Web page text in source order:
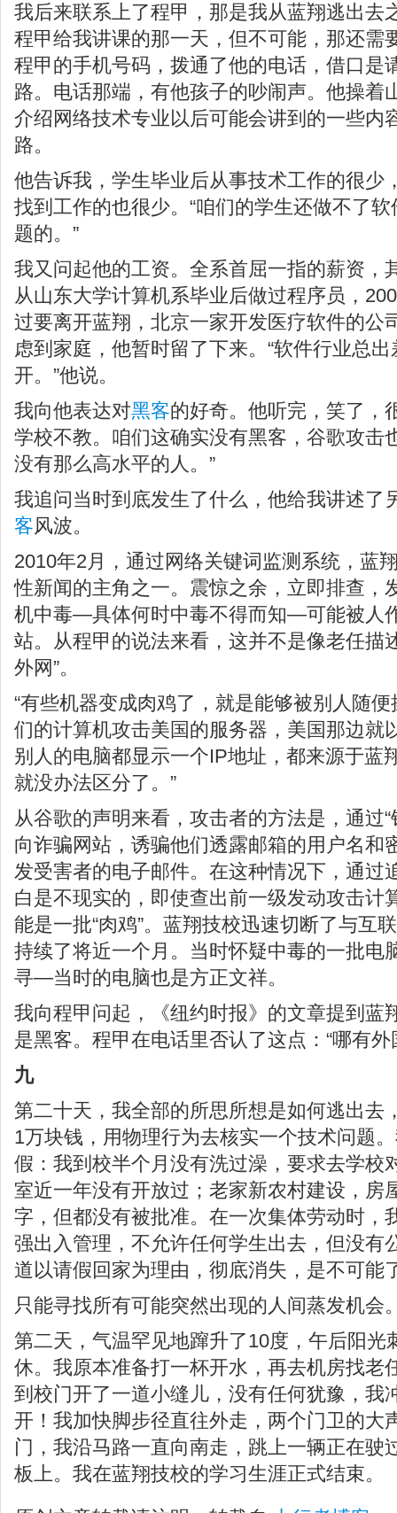
我后来联系上了程甲，那是我从蓝翔逃出去
程甲给我讲课的那一天，但不可能，那还需
程甲的手机号码，拨通了他的电话，借口是
路。电话那端，有他孩子的吵闹声。他操着
介绍网络技术专业以后可能会讲到的一些内
路。
他告诉我，学生毕业后从事技术工作的很少
找到工作的也很少。“咱们的学生还做不了
题的。”
我又问起他的工资。全系首屈一指的薪资，
从山东大学计算机系毕业后做过程序员，
过要离开蓝翔，北京一家开发医疗软件的公
虑到家庭，他暂时留了下来。“软件行业总
开。”他说。
我向他表达对黑客的好奇。他听完，笑了，
学校不教。咱们这确实没有黑客，谷歌攻击
没有那么高水平的人。”
我追问当时到底发生了什么，他给我讲述了
客风波。
2010年2月，通过网络关键词监测系统，蓝
性新闻的主角之一。震惊之余，立即排查，
机中毒—具体何时中毒不得而知—可能被人
站。从程甲的说法来看，这并不是像老任描
外网”。
“有些机器变成肉鸡了，就是能够被别人随
们的计算机攻击美国的服务器，美国那边就
别人的电脑都显示一个IP地址，都来源于蓝
就没办法区分了。”
从谷歌的声明来看，攻击者的方法是，通过
向诈骗网站，诱骗他们透露邮箱的用户名和
发受害者的电子邮件。在这种情况下，通过
白是不现实的，即使查出前一级发动攻击计
能是一批“肉鸡”。蓝翔技校迅速切断了与互
持续了将近一个月。当时怀疑中毒的一批电
寻—当时的电脑也是方正文祥。
我向程甲问起，《纽约时报》的文章提到蓝
是黑客。程甲在电话里否认了这点：“哪有
九
第二十天，我全部的所思所想是如何逃出
1万块钱，用物理行为去核实一个技术问题
假：我到校半个月没有洗过澡，要求去学校
室近一年没有开放过；老家新农村建设，房
字，但都没有被批准。在一次集体劳动时，
强出入管理，不允许任何学生出去，但没有
道以请假回家为理由，彻底消失，是不可能
只能寻找所有可能突然出现的人间蒸发机会
第二天，气温罕见地蹿升了10度，午后阳光
休。我原本准备打一杯开水，再去机房找老
到校门开了一道小缝儿，没有任何犹豫，我
开！我加快脚步径直往外走，两个门卫的大
门，我沿马路一直向南走，跳上一辆正在驶
板上。我在蓝翔技校的学习生涯正式结束。